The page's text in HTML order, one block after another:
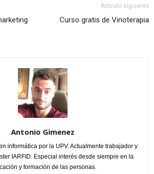
Artículo siguiente
Curso gratis de Vinoterapia
Antonio Gimenez
informática por la UPV. Actualmente trabajador y
IARFID. Especial interés desde siempre en la
y formación de las personas.